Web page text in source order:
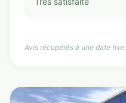
Avis récupérés à une date fixe.